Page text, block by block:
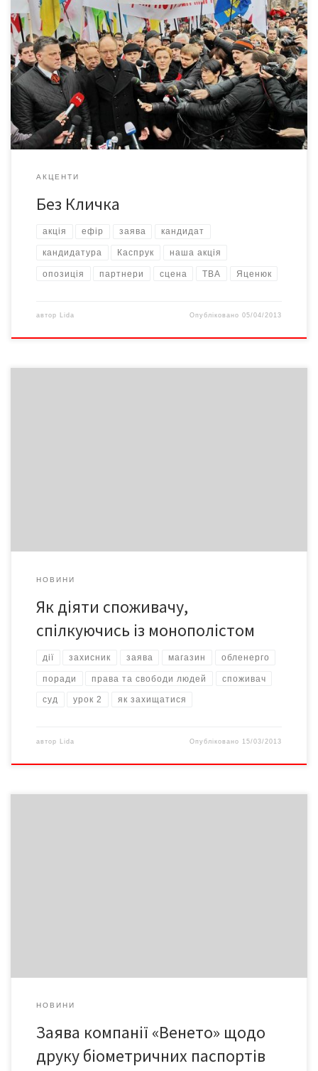
Арсеній Яценюк і Олег Тягнибок минулої суботи провели мітинг
у рамках нової опозиційної акції «Вставай, Україно!». А от
Віталій Кличко в Чернівцях виступити не зміг, бо захворів і зліг
з температурою. І це дещо засмутило багатотисячний натовп
біля пам’ятника Тарасу Шевченку: багато людей спеціально
приїхало до Чернівців з далеких буковинських […]
АКЦЕНТИ
Без Кличка
акція ефір заява кандидат
кандидатура Каспрук наша акція
опозиція партнери сцена ТВА Яценюк
автор Lida Опубліковано05/04/2013
НОВИНИ
Як діяти споживачу,
спілкуючись із монополістом
дії захисник заява магазин обленерго
поради права та свободи людей споживач
суд урок 2 як захищатися
автор Lida Опубліковано 15/03/2013
НОВИНИ
Заява компанії «Венето» щодо
друку біометричних паспортів